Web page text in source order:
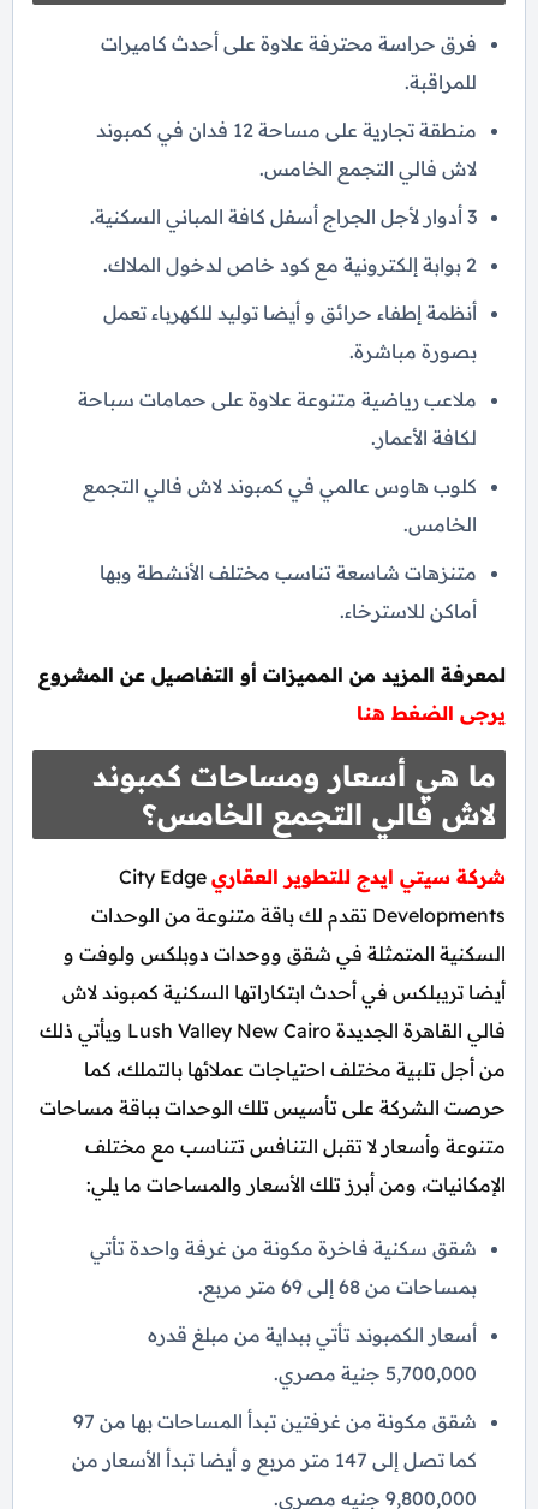
فرق حراسة محترفة علاوة على أحدث كاميرات
للمراقبة.
منطقة تجارية على مساحة 12 فدان في كمبوند
لاش فالي التجمع الخامس.
3 أدوار لأجل الجراج أسفل كافة المباني السكنية.
2 بوابة إلكترونية مع كود خاص لدخول الملاك.
أنظمة إطفاء حرائق و أيضا توليد للكهرباء تعمل
بصورة مباشرة.
ملاعب رياضية متنوعة علاوة على حمامات سباحة
لكافة الأعمار.
كلوب هاوس عالمي في كمبوند لاش فالي التجمع
الخامس.
متنزهات شاسعة تناسب مختلف الأنشطة وبها
أماكن للاسترخاء.
لمعرفة المزيد من المميزات أو التفاصيل عن المشروع
يرجى الضغط هنا
ما هي أسعار ومساحات كمبوند
لاش فالي التجمع الخامس؟
شركة سيتي ايدج للتطوير العقاري City Edge
Developments تقدم لك باقة متنوعة من الوحدات
السكنية المتمثلة في شقق ووحدات دوبلكس ولوفت و
أيضا تريبلكس في أحدث ابتكاراتها السكنية كمبوند لاش
فالي القاهرة الجديدة Lush Valley New Cairo ويأتي ذلك
من أجل تلبية مختلف احتياجات عملائها بالتملك، كما
حرصت الشركة على تأسيس تلك الوحدات بباقة مساحات
متنوعة وأسعار لا تقبل التنافس تتناسب مع مختلف
الإمكانيات، ومن أبرز تلك الأسعار والمساحات ما يلي:
شقق سكنية فاخرة مكونة من غرفة واحدة تأتي
بمساحات من 68 إلى 69 متر مربع.
أسعار الكمبوند تأتي ببداية من مبلغ قدره
5,700,000 جنية مصري.
شقق مكونة من غرفتين تبدأ المساحات بها من 97
كما تصل إلى 147 متر مربع و أيضا تبدأ الأسعار من
9,800,000 جنيه مصري.